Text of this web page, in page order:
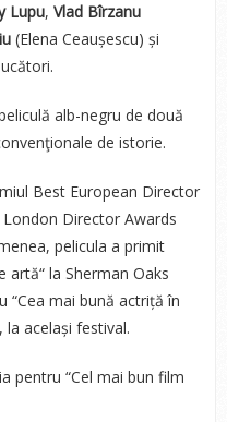
Lupu, Vlad Bîrzanu
(Elena Ceaușescu) și
alb-negru de două
de istorie.
Best European Director
Director Awards
pelicula a primit
artă“ la Sherman Oaks
“Cea mai bună actriță în
la același festival.
pentru “Cel mai bun film